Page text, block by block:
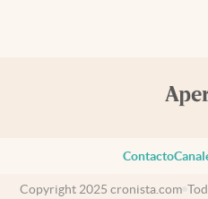
Contacto
Copyright 2025 cronista.com